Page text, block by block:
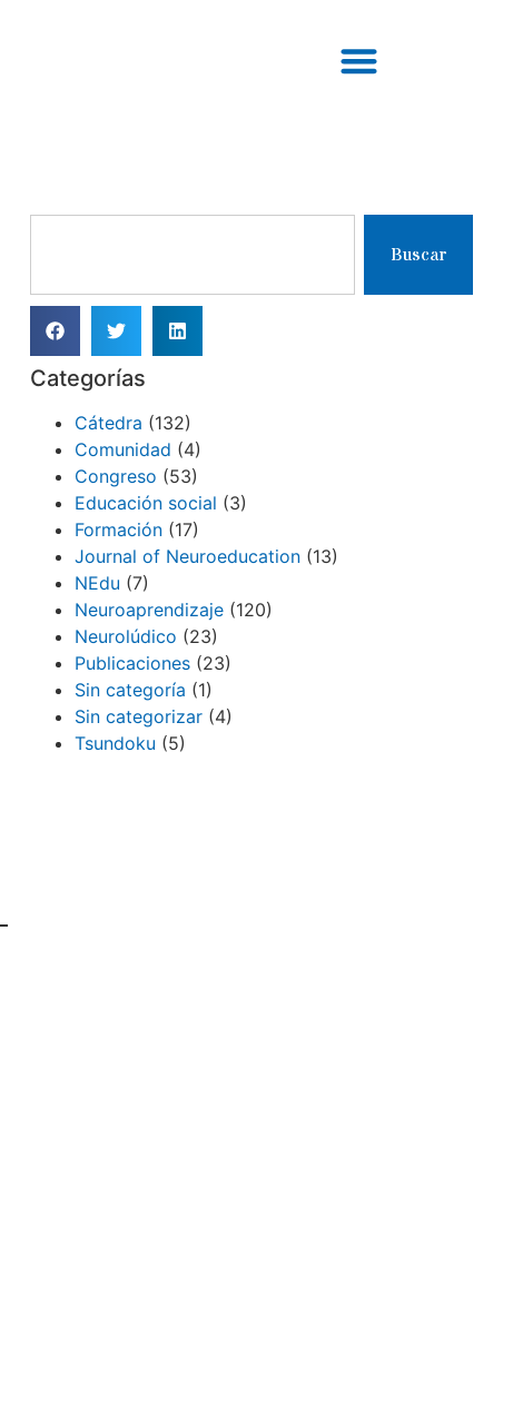
Buscar
Categorías
Cátedra (132)
Comunidad (4)
Congreso (53)
Educación social (3)
Formación (17)
Journal of Neuroeducation (13)
NEdu (7)
Neuroaprendizaje (120)
Neurolúdico (23)
Publicaciones (23)
Sin categoría (1)
Sin categorizar (4)
Tsundoku (5)